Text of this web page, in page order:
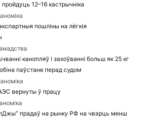
12–16 кастрычніка
пошліны на лёгкія
канопляў і захоўванні больш як 25 кг
паўстане перад судом
вернуты ў працу
прадаў на рынку РФ на чвэрць менш